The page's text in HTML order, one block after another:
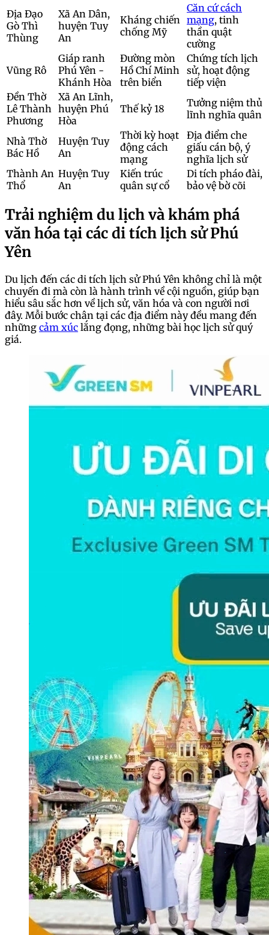
Địa Đạo
Gò Thì
Thùng
Xã An Dân,
huyện Tuy
An
Kháng chiến
chống Mỹ
Căn cứ cách
mạng, tinh
thần quật
cường
Vũng Rô
Giáp ranh
Phú Yên -
Khánh Hòa
Đường mòn
Hồ Chí Minh
trên biển
Chứng tích lịch
sử, hoạt động
tiếp viện
Đền Thờ
Lê Thành
Phương
Xã An Lĩnh,
huyện Phú
Hòa
Thế kỷ 18
Tưởng niệm thủ
lĩnh nghĩa quân
Nhà Thờ
Bác Hồ
Huyện Tuy
An
Thời kỳ hoạt
động cách
mạng
Địa điểm che
giấu cán bộ, ý
nghĩa lịch sử
Thành An
Thổ
Huyện Tuy
An
Kiến trúc
quân sự cổ
Di tích pháo đài,
bảo vệ bờ cõi
Trải nghiệm du lịch và khám phá
văn hóa tại các di tích lịch sử Phú
Yên
Du lịch đến các di tích lịch sử Phú Yên không chỉ là một
chuyến đi mà còn là hành trình về cội nguồn, giúp bạn
hiểu sâu sắc hơn về lịch sử, văn hóa và con người nơi
đây. Mỗi bước chân tại các địa điểm này đều mang đến
những cảm xúc lắng đọng, những bài học lịch sử quý
giá.